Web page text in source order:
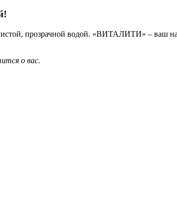
прозрачной водой. «ВИТАЛИТИ» – ваш
о вас.